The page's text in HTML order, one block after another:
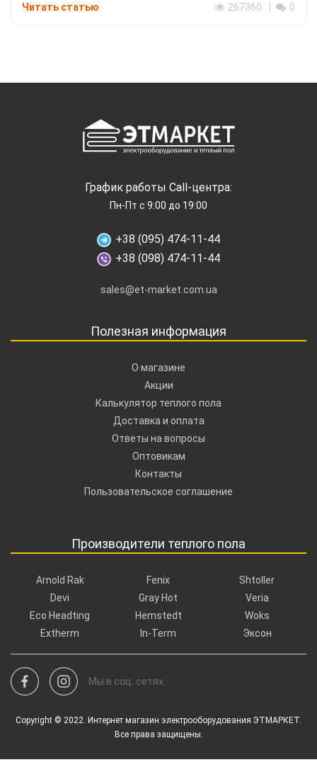
Читать статью
267360 0
График работы Call-центра:
Пн-Пт с 9:00 до 19:00
+38 (095) 474-11-44
+38 (098) 474-11-44
sales@et-market.com.ua
Полезная информация
О магазине
Акции
Калькулятор теплого пола
Доставка и оплата
Ответы на вопросы
Оптовикам
Контакты
Пользовательское соглашение
Производители теплого пола
Arnold Rak
Devi
Eco Headting
Extherm
Fenix
Gray Hot
Hemstedt
In-Term
Shtoller
Veria
Woks
Эксон
Мы в соц. сетях
Copyright © 2022. Интернет магазин электрооборудования ЭТМАРКЕТ.
Все права защищены.